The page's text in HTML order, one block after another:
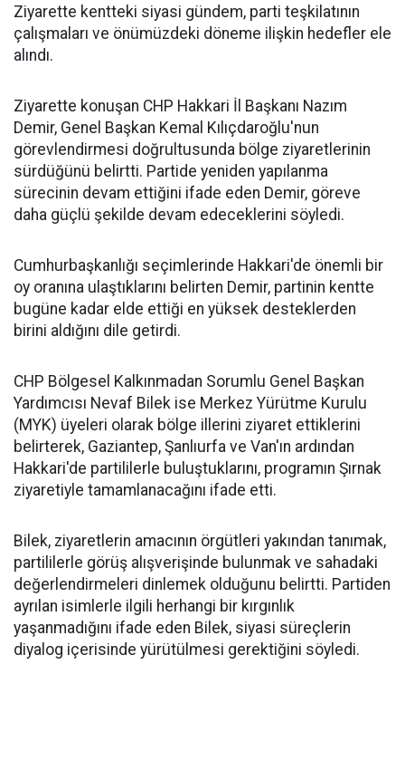
Ziyarette kentteki siyasi gündem, parti teşkilatının
çalışmaları ve önümüzdeki döneme ilişkin hedefler ele
alındı.
Ziyarette konuşan CHP Hakkari İl Başkanı Nazım
Demir, Genel Başkan Kemal Kılıçdaroğlu'nun
görevlendirmesi doğrultusunda bölge ziyaretlerinin
sürdüğünü belirtti. Partide yeniden yapılanma
sürecinin devam ettiğini ifade eden Demir, göreve
daha güçlü şekilde devam edeceklerini söyledi.
Cumhurbaşkanlığı seçimlerinde Hakkari'de önemli bir
oy oranına ulaştıklarını belirten Demir, partinin kentte
bugüne kadar elde ettiği en yüksek desteklerden
birini aldığını dile getirdi.
CHP Bölgesel Kalkınmadan Sorumlu Genel Başkan
Yardımcısı Nevaf Bilek ise Merkez Yürütme Kurulu
(MYK) üyeleri olarak bölge illerini ziyaret ettiklerini
belirterek, Gaziantep, Şanlıurfa ve Van'ın ardından
Hakkari'de partililerle buluştuklarını, programın Şırnak
ziyaretiyle tamamlanacağını ifade etti.
Bilek, ziyaretlerin amacının örgütleri yakından tanımak,
partililerle görüş alışverişinde bulunmak ve sahadaki
değerlendirmeleri dinlemek olduğunu belirtti. Partiden
ayrılan isimlerle ilgili herhangi bir kırgınlık
yaşanmadığını ifade eden Bilek, siyasi süreçlerin
diyalog içerisinde yürütülmesi gerektiğini söyledi.